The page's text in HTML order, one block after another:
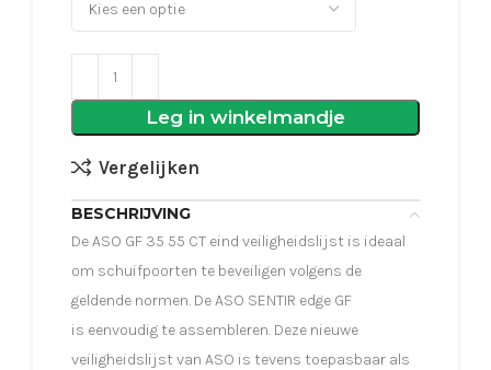
Leg in winkelmandje
Vergelijken
BESCHRIJVING
De ASO GF 35 55 CT eind veiligheidslijst is ideaal
om schuifpoorten te beveiligen volgens de
geldende normen. De ASO SENTIR edge GF
is eenvoudig te assembleren. Deze nieuwe
veiligheidslijst van ASO is tevens toepasbaar als